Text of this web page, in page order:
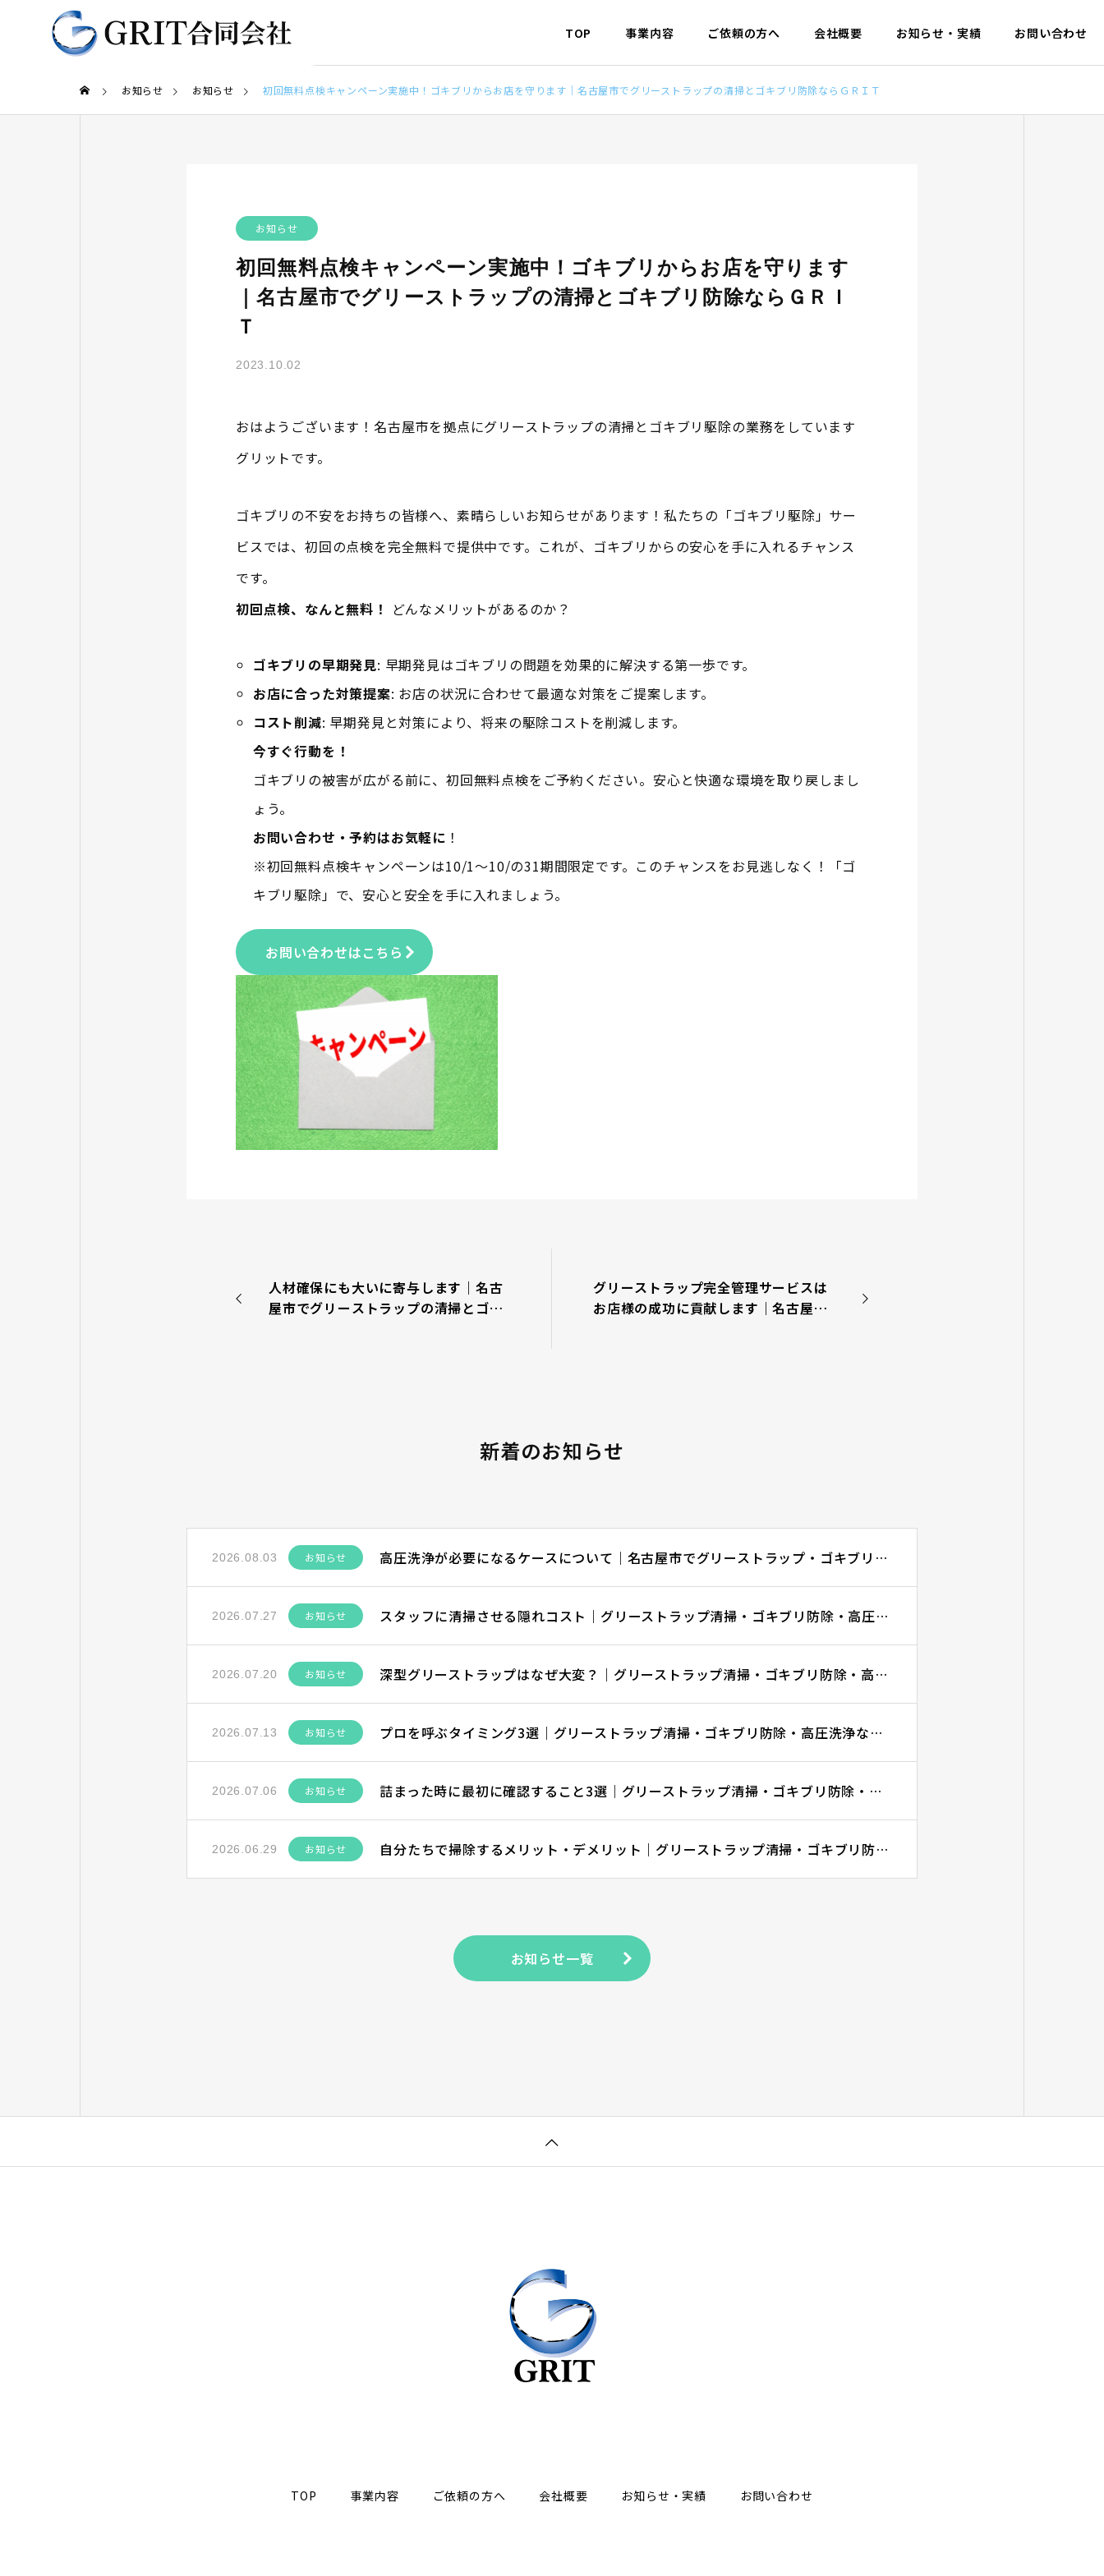
TOP 事業内容 ご依頼の方へ 会社概要 お知らせ・実績 お問い合わせ
お知らせ お知らせ 初回無料点検キャンペーン実施中！ゴキブリからお店を守ります｜名古屋市でグリーストラップの清掃とゴキブリ防除ならＧＲＩＴ
お知らせ
初回無料点検キャンペーン実施中！ゴキブリからお店を守ります
｜名古屋市でグリーストラップの清掃とゴキブリ防除ならＧＲＩ
Ｔ
2023.10.02
おはようございます！名古屋市を拠点にグリーストラップの清掃とゴキブリ駆除の業務をしています
グリットです。
ゴキブリの不安をお持ちの皆様へ、素晴らしいお知らせがあります！私たちの「ゴキブリ駆除」サー
ビスでは、初回の点検を完全無料で提供中です。これが、ゴキブリからの安心を手に入れるチャンス
です。
初回点検、なんと無料！
どんなメリットがあるのか？
ゴキブリの早期発見: 早期発見はゴキブリの問題を効果的に解決する第一歩です。
お店に合った対策提案: お店の状況に合わせて最適な対策をご提案します。
コスト削減: 早期発見と対策により、将来の駆除コストを削減します。
今すぐ行動を！
ゴキブリの被害が広がる前に、初回無料点検をご予約ください。安心と快適な環境を取り戻しまし
ょう。
お問い合わせ・予約はお気軽に ！
※初回無料点検キャンペーンは10/1～10/の31期間限定です。このチャンスをお見逃しなく！「ゴ
キブリ駆除」で、安心と安全を手に入れましょう。
お問い合わせはこちら
人材確保にも大いに寄与します｜名古
屋市でグリーストラップの清掃とゴキ
グリーストラップ完全管理サービスは
お店様の成功に貢献します｜名古屋市
新着のお知らせ
2026.08.03 お知らせ 高圧洗浄が必要になるケースについて｜名古屋市でグリーストラップ・ゴキブリ防除・高圧洗浄ならGRITに
2026.07.27 お知らせ スタッフに清掃させる隠れコスト｜グリーストラップ清掃・ゴキブリ防除・高圧洗浄ならGRITに
2026.07.20 お知らせ 深型グリーストラップはなぜ大変？｜グリーストラップ清掃・ゴキブリ防除・高圧洗浄ならGRITに
2026.07.13 お知らせ プロを呼ぶタイミング3選｜グリーストラップ清掃・ゴキブリ防除・高圧洗浄ならGRITに
2026.07.06 お知らせ 詰まった時に最初に確認すること3選｜グリーストラップ清掃・ゴキブリ防除・高圧洗浄ならGRITに
2026.06.29 お知らせ 自分たちで掃除するメリット・デメリット｜グリーストラップ清掃・ゴキブリ防除・排水管高圧洗浄ならGRIT合同会社にお任せください！
お知らせ一覧
TOP 事業内容 ご依頼の方へ 会社概要 お知らせ・実績 お問い合わせ